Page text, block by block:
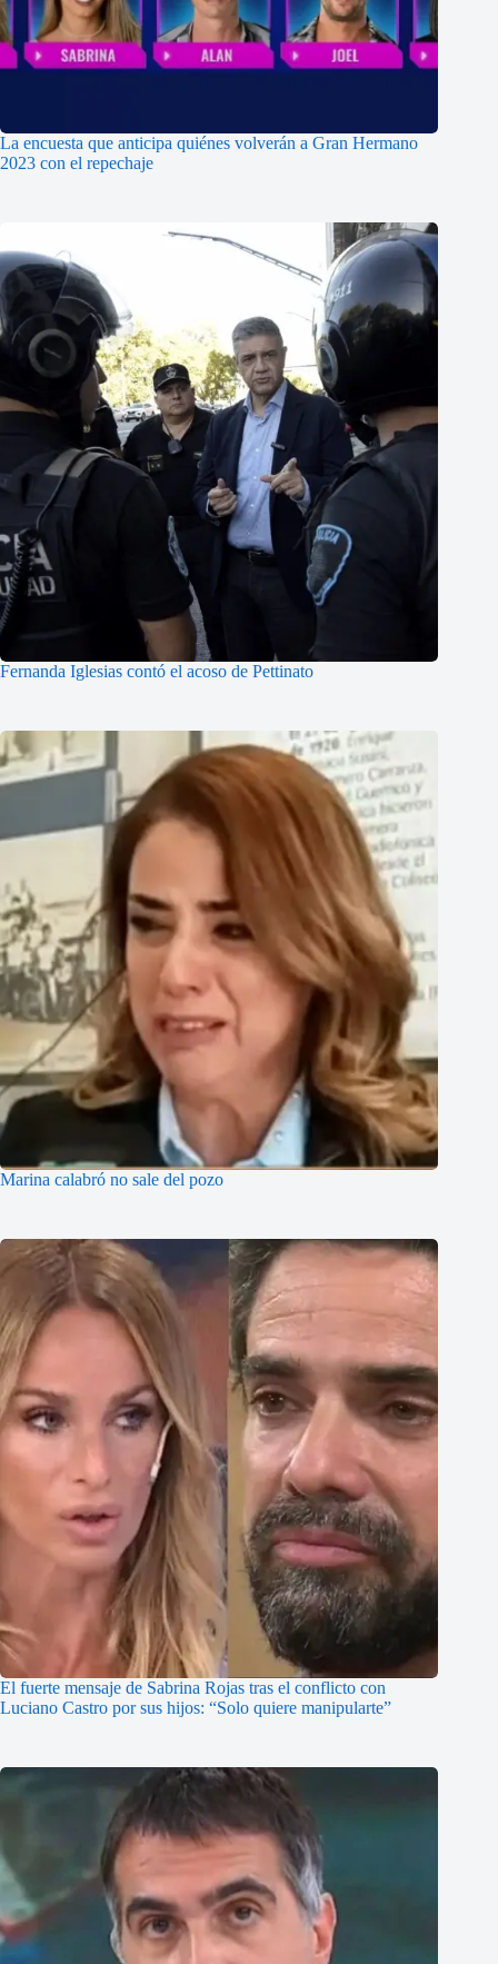
La encuesta que anticipa quiénes volverán a Gran Hermano
2023 con el repechaje
Fernanda Iglesias contó el acoso de Pettinato
Marina calabró no sale del pozo
El fuerte mensaje de Sabrina Rojas tras el conflicto con
Luciano Castro por sus hijos: “Solo quiere manipularte”